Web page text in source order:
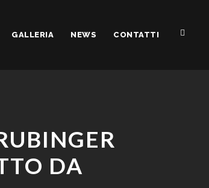
GALLERIA NEWS CONTATTI
DA